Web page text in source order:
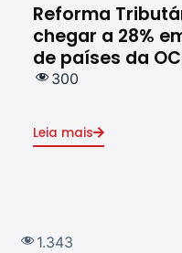
Reforma
chegar a 28%
de países da
300
Leia mais
1.343